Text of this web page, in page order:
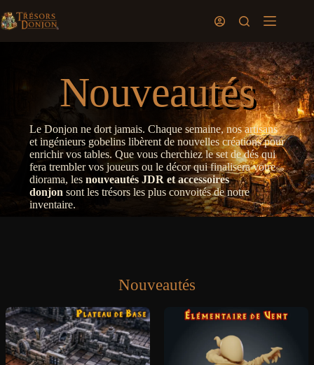
au
contenu
Nouveautés
Le Donjon ne dort jamais. Chaque semaine, nos artisans
et ingénieurs gobelins libèrent de nouvelles créations pour
enrichir vos tables. Que vous cherchiez le set de dés qui
fera trembler vos joueurs ou le décor qui finalisera votre
diorama, les nouveautés JDR et accessoires
donjon sont les trésors les plus convoités de notre
inventaire.
Nouveautés